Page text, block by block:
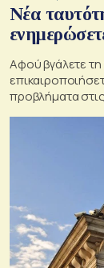
Νέα
Αφού βγάλετε τη
προβλήματα